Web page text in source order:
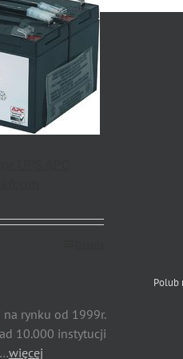
na rynku od 1999r.
10.000 instytucji
więcej
Polub